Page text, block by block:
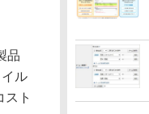
品
ル
スト